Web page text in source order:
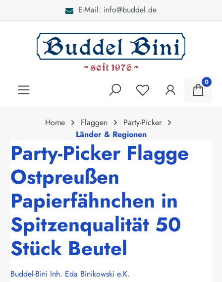
E-Mail: info@buddel.de
0
Home Flaggen
Party-Picker
Länder & Regionen
Party-Picker Flagge
Ostpreußen
Papierfähnchen in
Spitzenqualität 50
Stück Beutel
Buddel-Bini Inh. Eda Binikowski e.K.